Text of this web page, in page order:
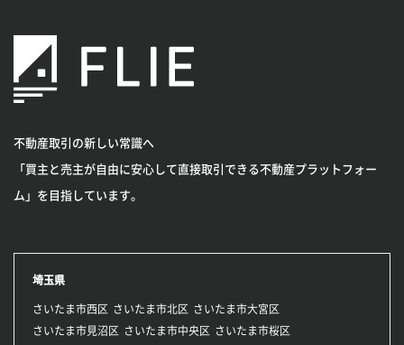
不動産取引の新しい常識へ
「買主と売主が自由に安心して直接取引できる不動産プラットフォー
ム」を目指しています。
埼玉県
さいたま市西区 さいたま市北区
さいたま市大宮区
さいたま市見沼区
さいたま市中央区
さいたま市桜区